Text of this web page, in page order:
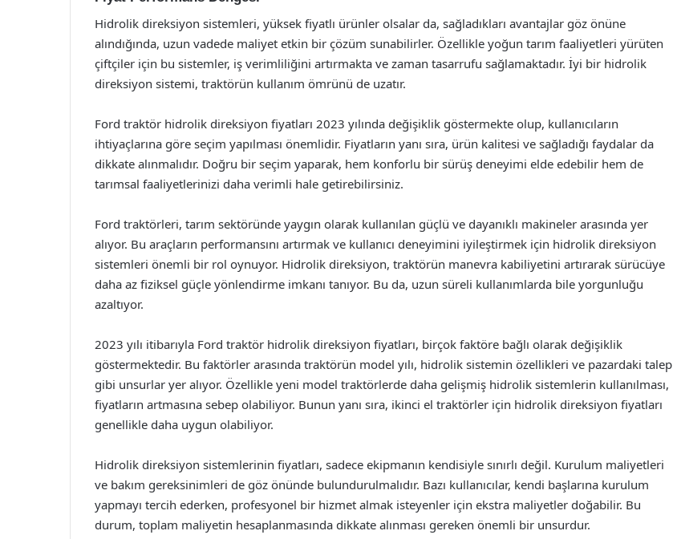
Hidrolik direksiyon sistemleri, yüksek fiyatlı ürünler olsalar da, sağladıkları avantajlar göz önüne
alındığında, uzun vadede maliyet etkin bir çözüm sunabilirler. Özellikle yoğun tarım faaliyetleri yürüten
çiftçiler için bu sistemler, iş verimliliğini artırmakta ve zaman tasarrufu sağlamaktadır. İyi bir hidrolik
direksiyon sistemi, traktörün kullanım ömrünü de uzatır.
Ford traktör hidrolik direksiyon fiyatları 2023 yılında değişiklik göstermekte olup, kullanıcıların
ihtiyaçlarına göre seçim yapılması önemlidir. Fiyatların yanı sıra, ürün kalitesi ve sağladığı faydalar da
dikkate alınmalıdır. Doğru bir seçim yaparak, hem konforlu bir sürüş deneyimi elde edebilir hem de
tarımsal faaliyetlerinizi daha verimli hale getirebilirsiniz.
Ford traktörleri, tarım sektöründe yaygın olarak kullanılan güçlü ve dayanıklı makineler arasında yer
alıyor. Bu araçların performansını artırmak ve kullanıcı deneyimini iyileştirmek için hidrolik direksiyon
sistemleri önemli bir rol oynuyor. Hidrolik direksiyon, traktörün manevra kabiliyetini artırarak sürücüye
daha az fiziksel güçle yönlendirme imkanı tanıyor. Bu da, uzun süreli kullanımlarda bile yorgunluğu
azaltıyor.
2023 yılı itibarıyla Ford traktör hidrolik direksiyon fiyatları, birçok faktöre bağlı olarak değişiklik
göstermektedir. Bu faktörler arasında traktörün model yılı, hidrolik sistemin özellikleri ve pazardaki talep
gibi unsurlar yer alıyor. Özellikle yeni model traktörlerde daha gelişmiş hidrolik sistemlerin kullanılması,
fiyatların artmasına sebep olabiliyor. Bunun yanı sıra, ikinci el traktörler için hidrolik direksiyon fiyatları
genellikle daha uygun olabiliyor.
Hidrolik direksiyon sistemlerinin fiyatları, sadece ekipmanın kendisiyle sınırlı değil. Kurulum maliyetleri
ve bakım gereksinimleri de göz önünde bulundurulmalıdır. Bazı kullanıcılar, kendi başlarına kurulum
yapmayı tercih ederken, profesyonel bir hizmet almak isteyenler için ekstra maliyetler doğabilir. Bu
durum, toplam maliyetin hesaplanmasında dikkate alınması gereken önemli bir unsurdur.